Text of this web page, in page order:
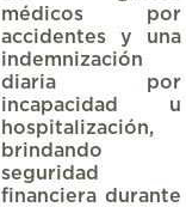
médicos por
accidentes y una
indemnización
diaria por
incapacidad u
hospitalización,
brindando
seguridad
financiera durante